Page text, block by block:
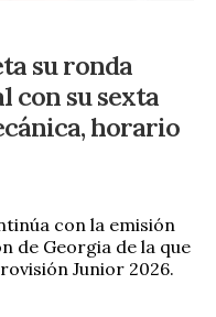
su ronda
con su sexta
horario
con la emisión
de Georgia de la que
Junior 2026.